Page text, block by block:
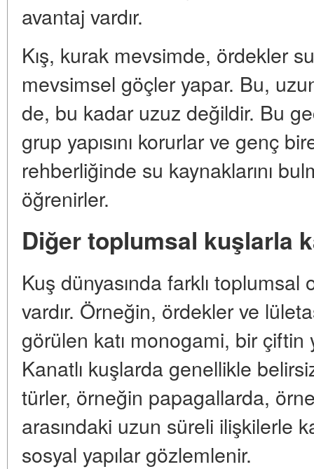
avantaj vardır.
Kış, kurak mevsimde, ördekler
mevsimsel göçler yapar. Bu,
de, bu kadar uzuz değildir. Bu
grup yapısını korurlar ve genç
rehberliğinde su kaynaklarını
öğrenirler.
Diğer toplumsal kuşlarla
Kuş dünyasında farklı
vardır. Örneğin, ördekler ve
görülen katı monogami, bir çiftin
Kanatlı kuşlarda genellikle
türler, örneğin papagallarda,
arasındaki uzun süreli ilişkilerle
sosyal yapılar gözlemlenir.